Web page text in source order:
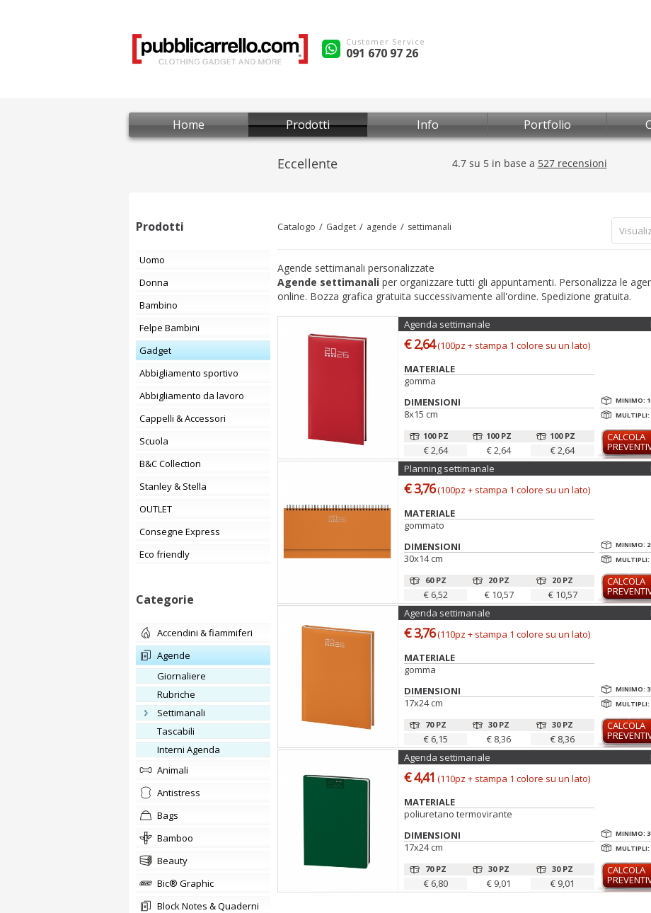
Customer Service
091 670 97 26
Home Prodotti Info Portfolio
Prodotti
Uomo
Donna
Bambino
Felpe Bambini
Gadget
Abbigliamento sportivo
Abbigliamento da lavoro
Cappelli & Accessori
Scuola
B&C Collection
Stanley & Stella
OUTLET
Consegne Express
Eco friendly
Categorie
accendini & fiammiferi
agende
giornaliere
rubriche
settimanali
tascabili
Interni Agenda
animali
Antistress
bags
Bamboo
beauty
Bic® Graphic
Block Notes & Quaderni
Catalogo Gadget agende settimanali
Agende settimanali personalizzate
Agende settimanali per organizzare tutti gli appuntamenti. Personalizza le
online. Bozza grafica gratuita successivamente all'ordine. Spedizione gratuita.
Agenda settimanale
€ 2,64(100pz + stampa 1 colore su un lato)
MATERIALE
gomma
DIMENSIONI
8x15 cm
100 PZ
€ 2,64
100 PZ
€ 2,64
100 PZ
€ 2,64
MINIMO:
MULTIPLI:
CALCOLA
Planning settimanale
€ 3,76(100pz + stampa 1 colore su un lato)
MATERIALE
gommato
DIMENSIONI
30x14 cm
60 PZ
€ 6,52
20 PZ
€ 10,57
20 PZ
€ 10,57
MINIMO:
MULTIPLI:
CALCOLA
Agenda settimanale
€ 3,76(110pz + stampa 1 colore su un lato)
MATERIALE
gomma
DIMENSIONI
17x24 cm
70 PZ
€ 6,15
30 PZ
€ 8,36
30 PZ
€ 8,36
MINIMO:
MULTIPLI:
CALCOLA
Agenda settimanale
€ 4,41 (110pz + stampa 1 colore su un lato)
MATERIALE
poliuretano termovirante
DIMENSIONI
17x24 cm
70 PZ
€ 6,80
30 PZ
€ 9,01
30 PZ
€ 9,01
MINIMO:
MULTIPLI:
CALCOLA